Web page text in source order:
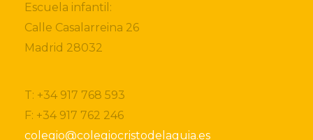
Escuela infantil:
Calle Casalarreina 26
Madrid 28032
T: +34 917 768 593
F: +34 917 762 246
colegio@colegiocristodelaguia.es